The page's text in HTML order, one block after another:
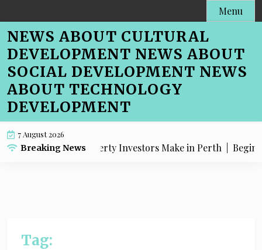
to
content
Menu
NEWS ABOUT CULTURAL
DEVELOPMENT NEWS ABOUT
SOCIAL DEVELOPMENT NEWS
ABOUT TECHNOLOGY
DEVELOPMENT
7 August 2026
Breaking News
SEO Mistakes Property Investors Make in Perth |
Tag: